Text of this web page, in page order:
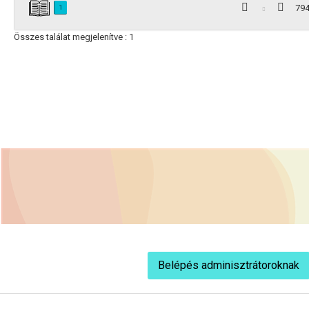
1 794
Összes találat megjelenítve : 1
Belépés adminisztrátoroknak